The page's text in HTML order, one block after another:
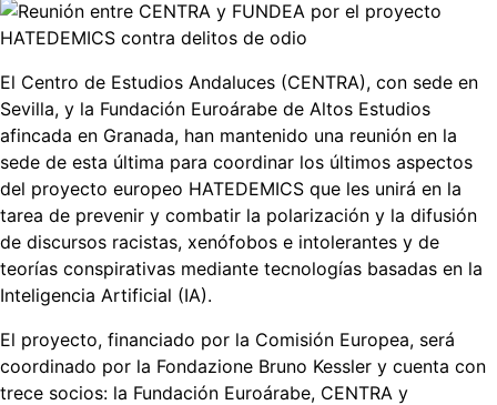
El Centro de Estudios Andaluces (CENTRA), con sede en
Sevilla, y la Fundación Euroárabe de Altos Estudios
afincada en Granada, han mantenido una reunión en la
sede de esta última para coordinar los últimos aspectos
del proyecto europeo HATEDEMICS que les unirá en la
tarea de prevenir y combatir la polarización y la difusión
de discursos racistas, xenófobos e intolerantes y de
teorías conspirativas mediante tecnologías basadas en la
Inteligencia Artificial (IA).
El proyecto, financiado por la Comisión Europea, será
coordinado por la Fondazione Bruno Kessler y cuenta con
trece socios: la Fundación Euroárabe, CENTRA y